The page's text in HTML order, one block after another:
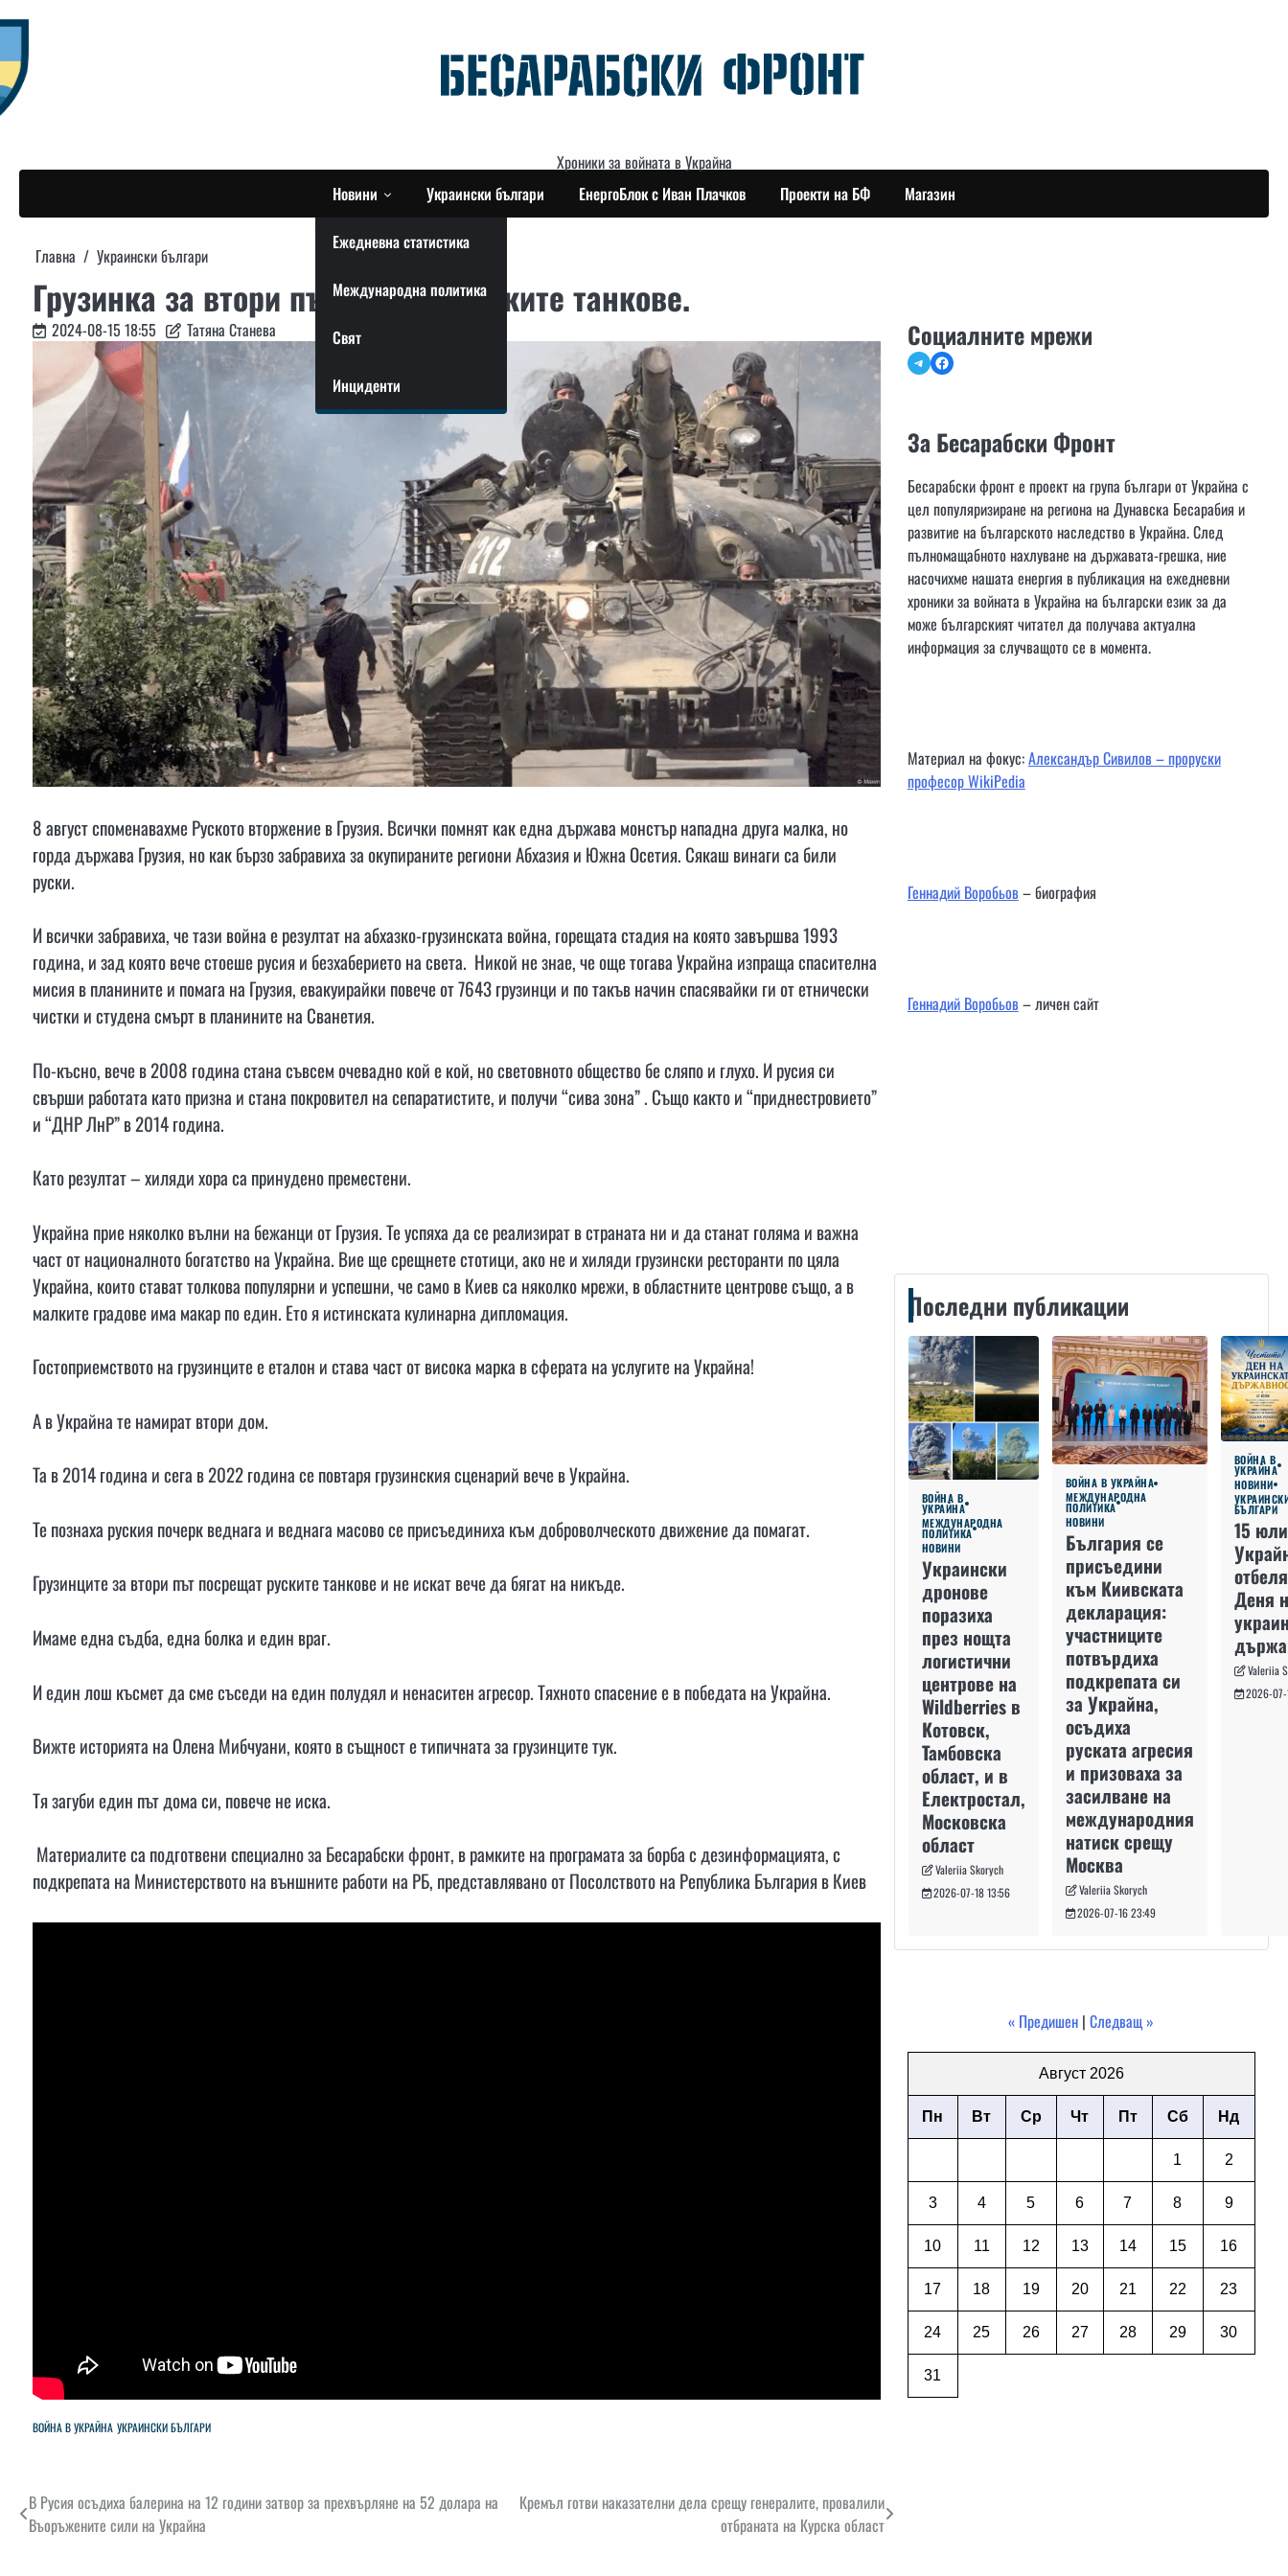
to
content
Хроники за войната в Украйна
Новини
Ежедневна статистика
Международна политика
Свят
Инциденти
Украински българи ЕнергоБлок с Иван Плачков Проекти на БФ Магазин
Главна Украински българи
Грузинка за втори път срещна руските танкове.
2024-08-15 18:55 Татяна Станева
8 август споменавахме Руското вторжение в Грузия. Всички помнят как една държава монстър нападна друга малка, но
горда държава Грузия, но как бързо забравиха за окупираните региони Абхазия и Южна Осетия. Сякаш винаги са били
руски.
И всички забравиха, че тази война е резултат на абхазко-грузинската война, горещата стадия на която завършва 1993
година, и зад която вече стоеше русия и безхаберието на света. Никой не знае, че още тогава Украйна изпраща спасителна
мисия в планините и помага на Грузия, евакуирайки повече от 7643 грузинци и по такъв начин спасявайки ги от етнически
чистки и студена смърт в планините на Сванетия.
По-късно, вече в 2008 година стана съвсем очевадно кой е кой, но световното общество бе сляпо и глухо. И русия си
свърши работата като призна и стана покровител на сепаратистите, и получи “сива зона” . Също както и “приднестровието”
и “ДНР ЛнР” в 2014 година.
Като резултат – хиляди хора са принудено преместени.
Украйна прие няколко вълни на бежанци от Грузия. Те успяха да се реализират в страната ни и да станат голяма и важна
част от националното богатство на Украйна. Вие ще срещнете стотици, ако не и хиляди грузински ресторанти по цяла
Украйна, които стават толкова популярни и успешни, че само в Киев са няколко мрежи, в областните центрове също, а в
малките градове има макар по един. Ето я истинската кулинарна дипломация.
Гостоприемството на грузинците е еталон и става част от висока марка в сферата на услугите на Украйна!
А в Украйна те намират втори дом.
Та в 2014 година и сега в 2022 година се повтаря грузинския сценарий вече в Украйна.
Те познаха руския почерк веднага и веднага масово се присъединиха към доброволческото движение да помагат.
Грузинците за втори път посрещат руските танкове и не искат вече да бягат на никъде.
Имаме една съдба, една болка и един враг.
И един лош късмет да сме съседи на един полудял и ненаситен агресор. Тяхното спасение е в победата на Украйна.
Вижте историята на Олена Мибчуани, която в същност е типичната за грузинците тук.
Тя загуби един път дома си, повече не иска.
Материалите са подготвени специално за Бесарабски фронт, в рамките на програмата за борба с дезинформацията, с
подкрепата на Министерството на външните работи на РБ, представлявано от Посолството на Република България в Киев
ВОЙНА В УКРАЙНА УКРАИНСКИ БЪЛГАРИ
Навигация
В Русия осъдиха балерина на 12 години затвор за прехвърляне на 52 долара на
Въоръжените сили на Украйна
Кремъл готви наказателни дела срещу генералите, провалили
отбраната на Курска област
Социалните мрежи
TelegramFacebook
За Бесарабски Фронт
Бесарабски фронт е проект на група българи от Украйна с
цел популяризиране на региона на Дунавска Бесарабия и
развитие на българското наследство в Украйна. След
пълномащабното нахлуване на държавата-грешка, ние
насочихме нашата енергия в публикация на ежедневни
хроники за войната в Украйна на български език за да
може българският читател да получава актуална
информация за случващото се в момента.
Материал на фокус:Александър Сивилов – проруски
професор WikiPedia
Геннадий Воробьов– биография
Геннадий Воробьов– личен сайт
Последни публикации
ВОЙНА В
УКРАЙНА
МЕЖДУНАРОДНА
ПОЛИТИКА
НОВИНИ
Украински
дронове
поразиха
през нощта
логистични
центрове на
Wildberries в
Котовск,
Тамбовска
област, и в
Електростал,
Московска
област
Valeriia Skorych
2026-07-18 13:56
ВОЙНА В УКРАЙНА
МЕЖДУНАРОДНА
ПОЛИТИКА
НОВИНИ
България се
присъедини
към Киивската
декларация:
участниците
потвърдиха
подкрепата си
за Украйна,
осъдиха
руската агресия
и призоваха за
засилване на
международния
натиск срещу
Москва
Valeriia Skorych
2026-07-16 23:49
ВОЙНА В
УКРАЙНА
НОВИНИ
БЪЛГАРИ
15
Деня
Valeriia
2026-07-
« Предишен |Следващ »
Август 2026
Пн Вт Ср Чт Пт Сб Нд
1 2
3 4 5 6 7 8 9
10 11 12 13 14 15 16
17 18 19 20 21 22 23
24 25 26 27 28 29 30
31